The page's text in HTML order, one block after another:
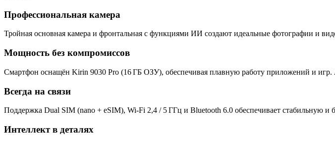
Профессиональная камера
Тройная основная камера и фронтальная с функциями ИИ создают идеальные фотографии и
Мощность без компромиссов
Смартфон оснащён Kirin 9030 Pro (16 ГБ ОЗУ), обеспечивая плавную работу приложений и игр.
Всегда на связи
Поддержка Dual SIM (nano + eSIM), Wi‑Fi 2,4 / 5 ГГц и Bluetooth 6.0 обеспечивает стабильную и
Интеллект в деталях